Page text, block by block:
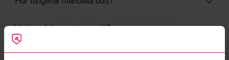
Vad innebär serviceavgift?
Vad är ett reservationspris?